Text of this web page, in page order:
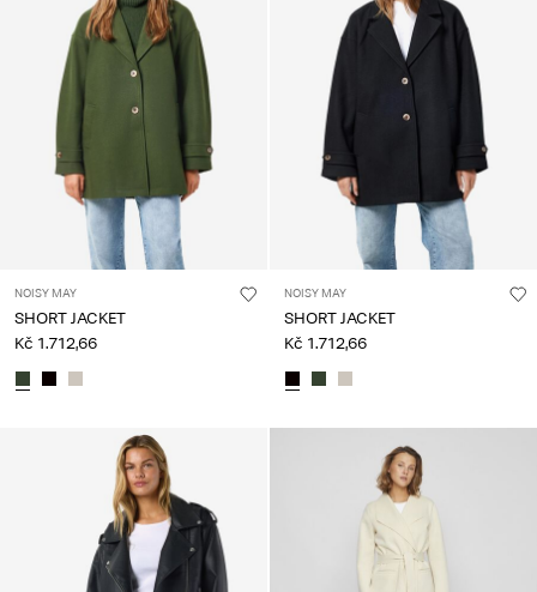
NOISY MAY
SHORT JACKET
Kč 1.712,66
NOISY MAY
SHORT JACKET
Kč 1.712,66